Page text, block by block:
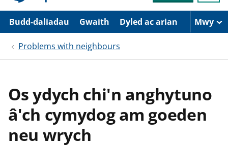
d
r
w
Budd-daliadau Gwaith Dyled ac arian Mwy
Problems with neighbours
Os ydych chi'n anghytuno
â'ch cymydog am goeden
neu wrych